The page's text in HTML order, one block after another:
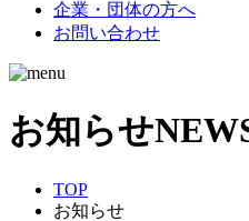
企業・団体の方へ
お問い合わせ
お知らせ
TOP
お知らせ